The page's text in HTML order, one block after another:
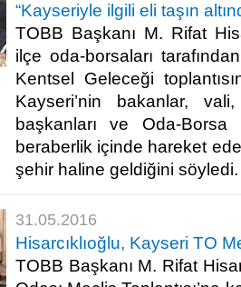
“Kayseriyle ilgili eli taşın
TOBB Başkanı M. Rifat
ilçe oda-borsaları
Kentsel Geleceği
Kayseri’nin bakanlar,
başkanları ve Oda-
beraberlik içinde hareket
şehir haline geldiğini söyledi.​
31.05.2016
Hisarcıklıoğlu, Kayseri TO
TOBB Başkanı M. Rifat